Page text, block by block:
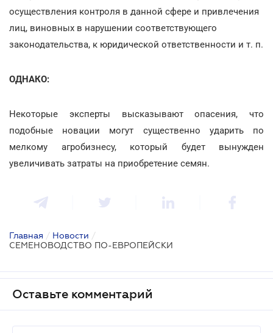
осуществления контроля в данной сфере и привлечения
лиц, виновных в нарушении соответствующего
законодательства, к юридической ответственности и т. п.
ОДНАКО:
Некоторые эксперты высказывают опасения, что
подобные новации могут существенно ударить по
мелкому агробизнесу, который будет вынужден
увеличивать затраты на приобретение семян.
Главная / Новости /
СЕМЕНОВОДСТВО ПО-ЕВРОПЕЙСКИ
Оставьте комментарий